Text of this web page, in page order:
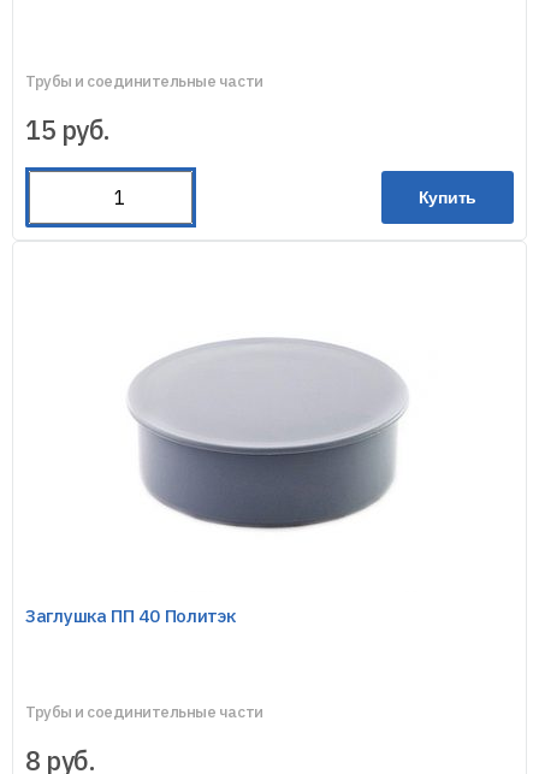
Трубы и соединительные части
15 руб.
Купить
Заглушка ПП 40 Политэк
Трубы и соединительные части
8 руб.